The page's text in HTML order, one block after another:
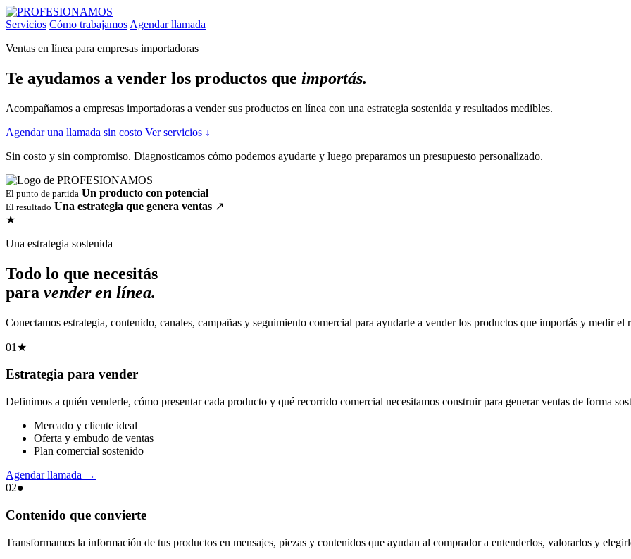
Servicios Cómo trabajamos Agendar llamada
Ventas en línea para empresas importadoras
Te ayudamos a vender los productos que importás.
Acompañamos a empresas importadoras a vender sus productos en línea con una estrategia sostenida y resultados medibles.
Agendar una llamada sin costo Ver servicios ↓
Sin costo y sin compromiso. Diagnosticamos cómo podemos ayudarte y luego preparamos un presupuesto personalizado.
El punto de partida Un producto con potencial
El resultado Una estrategia que genera ventas ↗
★
Una estrategia sostenida
Todo lo que necesitás
para vender en línea.
Conectamos estrategia, contenido, canales, campañas y seguimiento comercial para ayudarte a vender los productos que importás y medir el
01 ★
Estrategia para vender
Definimos a quién venderle, cómo presentar cada producto y qué recorrido comercial necesitamos construir para generar ventas de forma
Mercado y cliente ideal
Oferta y embudo de ventas
Plan comercial sostenido
Agendar llamada →
02●
Contenido que convierte
Transformamos la información de tus productos en mensajes, piezas y contenidos que ayudan al comprador a entenderlos, valorarlos y